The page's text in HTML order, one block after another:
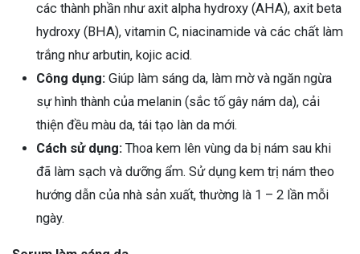
các thành phần như axit alpha hydroxy (AHA), axit beta
hydroxy (BHA), vitamin C, niacinamide và các chất làm
trắng như arbutin, kojic acid.
Công dụng: Giúp làm sáng da, làm mờ và ngăn ngừa
sự hình thành của melanin (sắc tố gây nám da), cải
thiện đều màu da, tái tạo làn da mới.
Cách sử dụng: Thoa kem lên vùng da bị nám sau khi
đã làm sạch và dưỡng ẩm. Sử dụng kem trị nám theo
hướng dẫn của nhà sản xuất, thường là 1 – 2 lần mỗi
ngày.